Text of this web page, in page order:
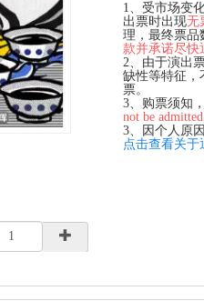
1、受市场变
出票时出现无
理，最终票品
款并承诺尽快
2、由于演出
缺性等特征，
票。
3、购票须知
not be
3、因个人原
点击查看关于